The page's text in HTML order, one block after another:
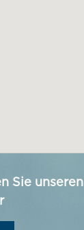
Sie unseren